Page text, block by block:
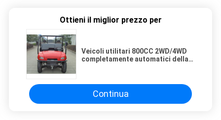
Ottieni il miglior prezzo per
Veicoli utilitari 800CC 2WD/4WD
completamente automatici della
Continua